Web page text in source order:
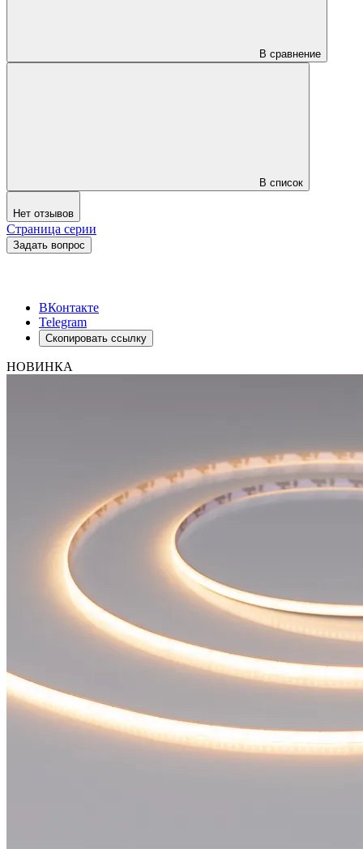
В сравнение
В список
Нет отзывов
Страница серии
Задать вопрос
ВКонтакте
Telegram
Скопировать ссылку
НОВИНКА